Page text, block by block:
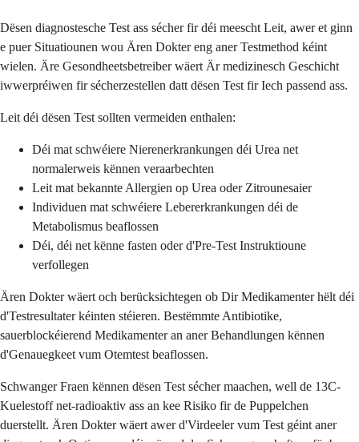
Dësen diagnostesche Test ass sécher fir déi meescht Leit, awer et ginn
e puer Situatiounen wou Ären Dokter eng aner Testmethod kéint
wielen. Äre Gesondheetsbetreiber wäert Är medizinesch Geschicht
iwwerpréiwen fir sécherzestellen datt dësen Test fir Iech passend ass.
Leit déi dësen Test sollten vermeiden enthalen:
Déi mat schwéiere Nierenerkrankungen déi Urea net
normalerweis kënnen veraarbechten
Leit mat bekannte Allergien op Urea oder Zitrounesaier
Individuen mat schwéiere Lebererkrankungen déi de
Metabolismus beaflossen
Déi, déi net kënne fasten oder d'Pre-Test Instruktioune
verfollegen
Ären Dokter wäert och berücksichtegen ob Dir Medikamenter hëlt déi
d'Testresultater kéinten stéieren. Bestëmmte Antibiotike,
sauerblockéierend Medikamenter an aner Behandlungen kënnen
d'Genauegkeet vum Otemtest beaflossen.
Schwanger Fraen kënnen dësen Test sécher maachen, well de 13C-
Kuelestoff net-radioaktiv ass an kee Risiko fir de Puppelchen
duerstellt. Ären Dokter wäert awer d'Virdeeler vum Test géint aner